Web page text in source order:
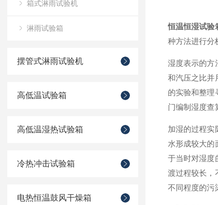
箱式淋雨试验机
淋雨试验箱
摆管式淋雨试验机
高低温试验箱
高低温湿热试验箱
冷热冲击试验箱
电热恒温鼓风干燥箱
恒温恒湿试验
种方法进行分
湿度表示的方
和汽压之比并
的实验和整理
门编制湿度查
加湿的过程实
水形成较大的
于当时对湿度
渡过程较长，
不同程度的污